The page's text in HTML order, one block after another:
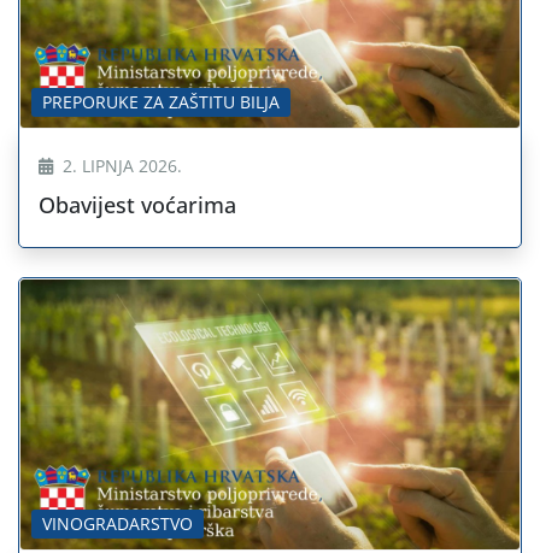
PREPORUKE ZA ZAŠTITU BILJA
2. LIPNJA 2026.
Obavijest voćarima
VINOGRADARSTVO